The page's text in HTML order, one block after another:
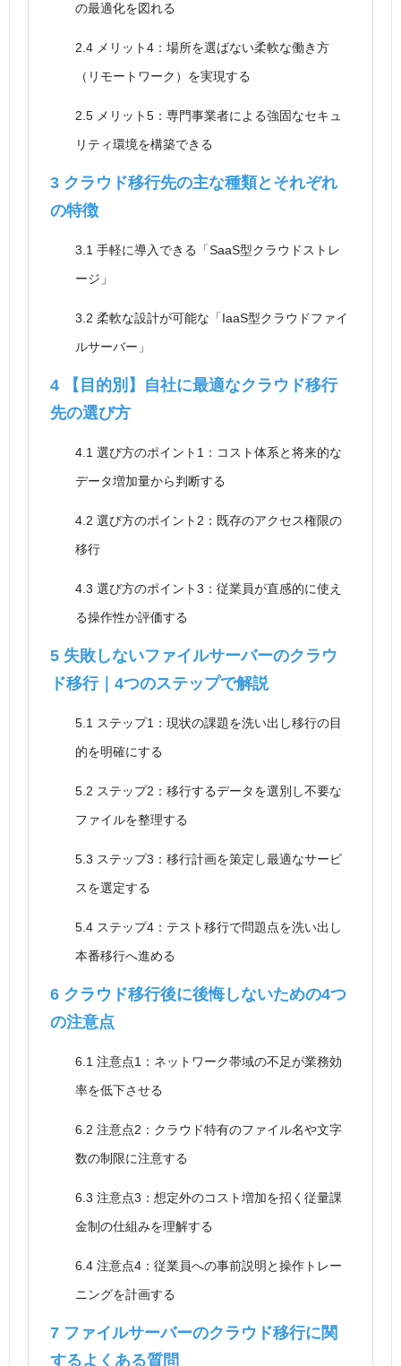
の最適化を図れる
2.4 メリット4：場所を選ばない柔軟な働き方
（リモートワーク）を実現する
2.5 メリット5：専門事業者による強固なセキュ
リティ環境を構築できる
3 クラウド移行先の主な種類とそれぞれ
の特徴
3.1 手軽に導入できる「SaaS型クラウドストレ
ージ」
3.2 柔軟な設計が可能な「IaaS型クラウドファイ
ルサーバー」
4 【目的別】自社に最適なクラウド移行
先の選び方
4.1 選び方のポイント1：コスト体系と将来的な
データ増加量から判断する
4.2 選び方のポイント2：既存のアクセス権限の
移行
4.3 選び方のポイント3：従業員が直感的に使え
る操作性か評価する
5 失敗しないファイルサーバーのクラウ
ド移行｜4つのステップで解説
5.1 ステップ1：現状の課題を洗い出し移行の目
的を明確にする
5.2 ステップ2：移行するデータを選別し不要な
ファイルを整理する
5.3 ステップ3：移行計画を策定し最適なサービ
スを選定する
5.4 ステップ4：テスト移行で問題点を洗い出し
本番移行へ進める
6 クラウド移行後に後悔しないための4つ
の注意点
6.1 注意点1：ネットワーク帯域の不足が業務効
率を低下させる
6.2 注意点2：クラウド特有のファイル名や文字
数の制限に注意する
6.3 注意点3：想定外のコスト増加を招く従量課
金制の仕組みを理解する
6.4 注意点4：従業員への事前説明と操作トレー
ニングを計画する
7 ファイルサーバーのクラウド移行に関
するよくある質問